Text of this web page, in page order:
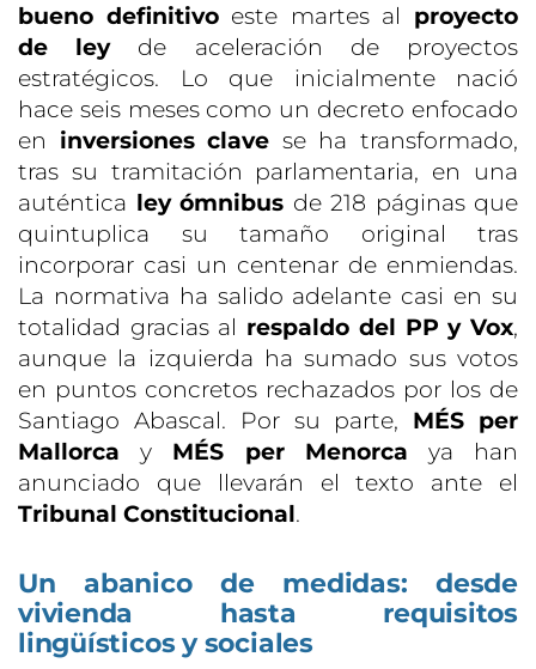
bueno definitivoeste martes al proyecto
de leyde aceleración de proyectos
estratégicos. Lo que inicialmente nació
hace seis meses como un decreto enfocado
en inversiones clave se ha transformado,
tras su tramitación parlamentaria, en una
auténtica ley ómnibus de 218 páginas que
quintuplica su tamaño original tras
incorporar casi un centenar de enmiendas.
La normativa ha salido adelante casi en su
totalidad gracias al respaldo del PP y Vox,
aunque la izquierda ha sumado sus votos
en puntos concretos rechazados por los de
Santiago Abascal. Por su parte, MÉS per
Mallorca y MÉS per Menorca ya han
anunciado que llevarán el texto ante el
Tribunal Constitucional.
Un abanico de medidas: desde
vivienda hasta requisitos
lingüísticos y sociales